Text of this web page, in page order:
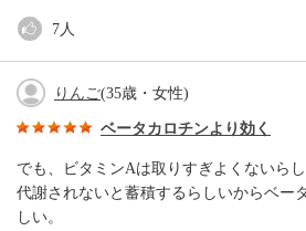
7人
りんご(35歳・女性)
ベータカロチンより効く
でも、ビタミンAは取りすぎよくないらし
代謝されないと蓄積するらしいからベー
しい。